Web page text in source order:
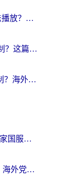
在海外看CCTV5世界杯直播无法播放？这篇指南让你和国内球迷同步呐喊
在韩国看B站世界杯直播地区限制？这篇指南让你告别“当前地区不可播放”
在越南看B站世界杯当前IP受限制？海外党体育观赛终极指南来了
国外可不可以打逆水寒？海外玩家国服畅玩终极指南（附漫威荒野乱斗加速方案）
在国外玩拳皇98OL延迟怎么办？海外党亲测有效的低延迟指南